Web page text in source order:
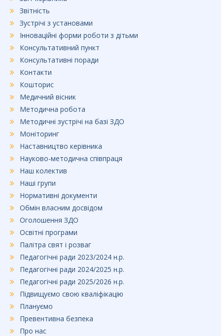
Звітність
Зустрічі з установами
Інноваційні форми роботи з дітьми
Консультативний пункт
Консультативні поради
Контакти
Кошторис
Медичний вісник
Методична робота
Методичні зустрічі на базі ЗДО
Моніторинг
Наставництво керівника
Науково-методична співпраця
Наш колектив
Наші групи
Нормативні документи
Обмін власним досвідом
Оголошення ЗДО
Освітні програми
Палітра свят і розваг
Педагогічні ради 2023/2024 н.р.
Педагогічні ради 2024/2025 н.р.
Педагогічні ради 2025/2026 н.р.
Підвищуємо свою кваліфікацію
Плануємо
Превентивна безпека
Про нас